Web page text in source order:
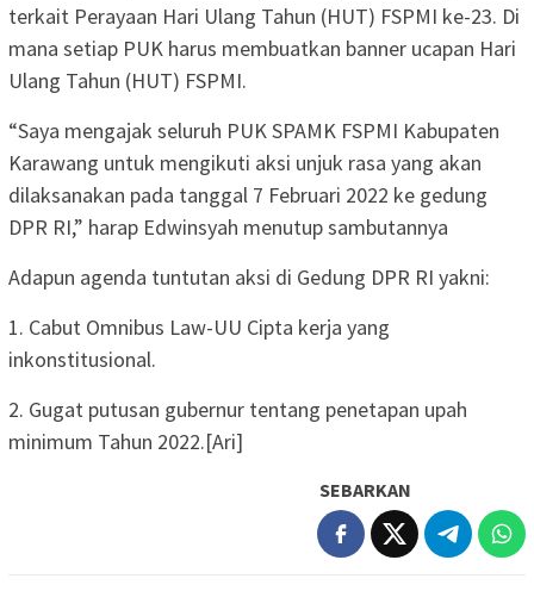
terkait Perayaan Hari Ulang Tahun (HUT) FSPMI ke-23. Di
mana setiap PUK harus membuatkan banner ucapan Hari
Ulang Tahun (HUT) FSPMI.
“Saya mengajak seluruh PUK SPAMK FSPMI Kabupaten
Karawang untuk mengikuti aksi unjuk rasa yang akan
dilaksanakan pada tanggal 7 Februari 2022 ke gedung
DPR RI,” harap Edwinsyah menutup sambutannya
Adapun agenda tuntutan aksi di Gedung DPR RI yakni:
1. Cabut Omnibus Law-UU Cipta kerja yang
inkonstitusional.
2. Gugat putusan gubernur tentang penetapan upah
minimum Tahun 2022.[Ari]
SEBARKAN